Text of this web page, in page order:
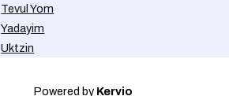
Tevul Yom
Yadayim
Uktzin
Powered by Kervio